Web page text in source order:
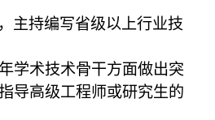
主持编写省级以上行业技
学术技术骨干方面做出突
导高级工程师或研究生的